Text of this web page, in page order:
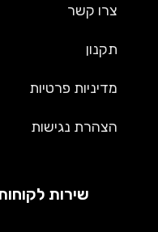
צרו קשר
תקנון
מדיניות פרטיות
הצהרת נגישות
שירות